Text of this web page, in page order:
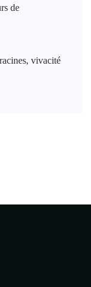
de
vivacité